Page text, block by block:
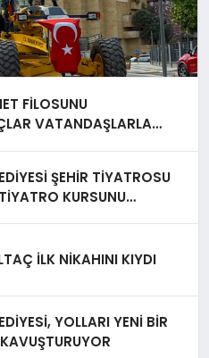
FİLOSUNU
VATANDAŞLARLA
ŞEHİR TİYATROSU
KURSUNU
İLK NİKAHINI KIYDI
YOLLARI YENİ BİR